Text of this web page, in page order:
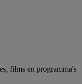
films en programma's